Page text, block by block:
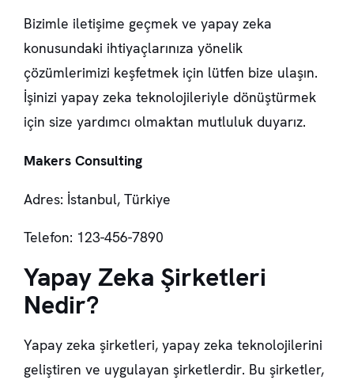
Bizimle iletişime geçmek ve yapay zeka
konusundaki ihtiyaçlarınıza yönelik
çözümlerimizi keşfetmek için lütfen bize ulaşın.
İşinizi yapay zeka teknolojileriyle dönüştürmek
için size yardımcı olmaktan mutluluk duyarız.
Makers Consulting
Adres: İstanbul, Türkiye
Telefon: 123-456-7890
Yapay Zeka Şirketleri
Nedir?
Yapay zeka şirketleri, yapay zeka teknolojilerini
geliştiren ve uygulayan şirketlerdir. Bu şirketler,